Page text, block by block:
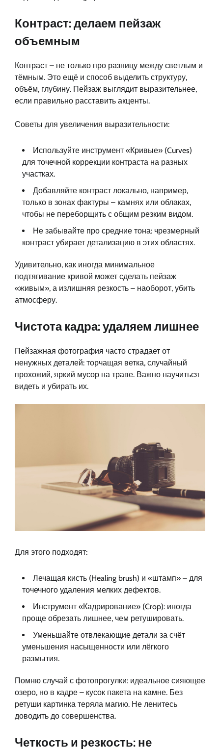
Контраст: делаем пейзаж
объемным
Контраст – не только про разницу между светлым и
тёмным. Это ещё и способ выделить структуру,
объём, глубину. Пейзаж выглядит выразительнее,
если правильно расставить акценты.
Советы для увеличения выразительности:
Используйте инструмент «Кривые» (Curves)
для точечной коррекции контраста на разных
участках.
Добавляйте контраст локально, например,
только в зонах фактуры – камнях или облаках,
чтобы не переборщить с общим резким видом.
Не забывайте про средние тона: чрезмерный
контраст убирает детализацию в этих областях.
Удивительно, как иногда минимальное
подтягивание кривой может сделать пейзаж
«живым», а излишняя резкость – наоборот, убить
атмосферу.
Чистота кадра: удаляем лишнее
Пейзажная фотография часто страдает от
ненужных деталей: торчащая ветка, случайный
прохожий, яркий мусор на траве. Важно научиться
видеть и убирать их.
Для этого подходят:
Лечащая кисть (Healing brush) и «штамп» – для
точечного удаления мелких дефектов.
Инструмент «Кадрирование» (Crop): иногда
проще обрезать лишнее, чем ретушировать.
Уменьшайте отвлекающие детали за счёт
уменьшения насыщенности или лёгкого
размытия.
Помню случай с фотопрогулки: идеальное сияющее
озеро, но в кадре – кусок пакета на камне. Без
ретуши картинка теряла магию. Не ленитесь
доводить до совершенства.
Четкость и резкость: не